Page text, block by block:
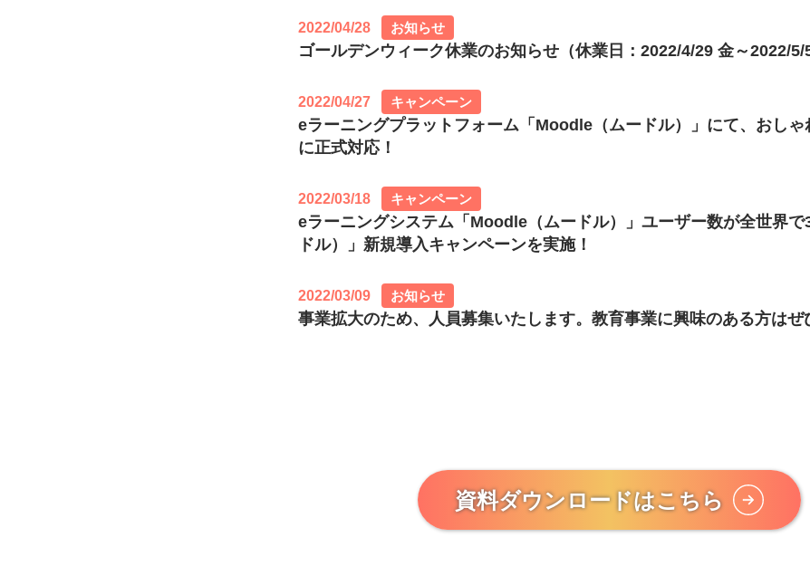
2022/04/28 お知らせ
ゴールデンウィーク休業のお知らせ（休業日：2022/4/29 金～2022/5/5
2022/04/27 キャンペーン
eラーニングプラットフォーム「Moodle（ムードル）」にて、おしゃ
に正式対応！
2022/03/18 キャンペーン
eラーニングシステム「Moodle（ムードル）」ユーザー数が全世界
ドル）」新規導入キャンペーンを実施！
2022/03/09 お知らせ
事業拡大のため、人員募集いたします。教育事業に興味のある方はぜ
資料ダウンロードはこちら